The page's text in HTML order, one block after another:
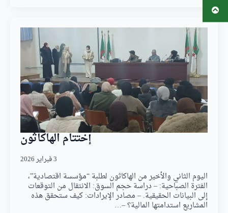
إختتام الهاكاثون
3 فبراير 2026
اليوم الثاني والأخير من الهاكاثون لطلبة “مؤسسة اقتصادية”، ​
الفترة الصباحية: – ​دراسة حجم السوق: الانتقال من التوقعات
إلى البيانات الحقيقية. – ​مصادر الإيرادات: كيف ستحقق هذه
المشاريع استدامتها المالية؟ –…